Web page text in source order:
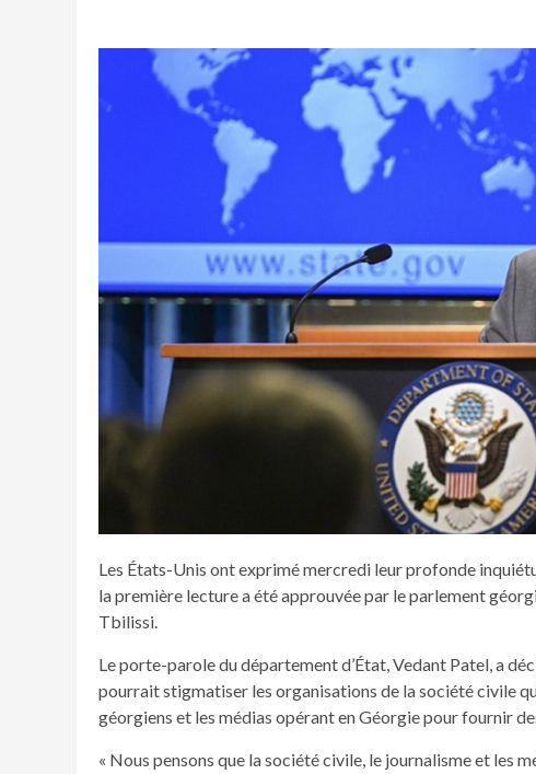
Les États-Unis ont exprimé mercredi leur profonde
la première lecture a été approuvée par le parlement
Tbilissi.
Le porte-parole du département d’État, Vedant Patel, a
pourrait stigmatiser les organisations de la société civile
géorgiens et les médias opérant en Géorgie pour fournir
« Nous pensons que la société civile, le journalisme et les